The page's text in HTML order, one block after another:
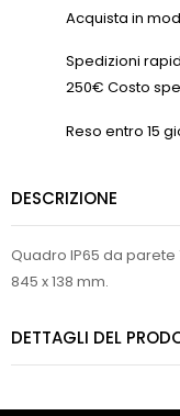
Acquista in
Spedizioni
250€ Costo
Reso entro 15
DESCRIZIONE
Quadro IP65 da parete
845 x 138 mm.
DETTAGLI DEL